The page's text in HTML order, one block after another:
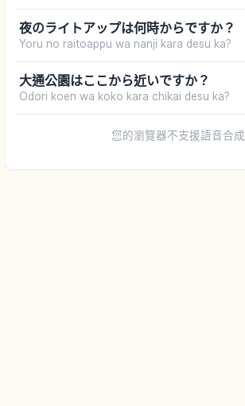
夜のライトアップは何時からですか？
Yoru no raitoappu wa nanji kara desu ka?
大通公園はここから近いですか？
Odori koen wa koko kara chikai desu ka?
您的瀏覽器不支援語音合成